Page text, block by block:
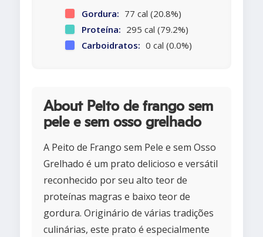
Gordura: 77 cal (20.8%)
Proteína: 295 cal (79.2%)
Carboidratos: 0 cal (0.0%)
About Peito de frango sem
pele e sem osso grelhado
A Peito de Frango sem Pele e sem Osso
Grelhado é um prato delicioso e versátil
reconhecido por seu alto teor de
proteínas magras e baixo teor de
gordura. Originário de várias tradições
culinárias, este prato é especialmente